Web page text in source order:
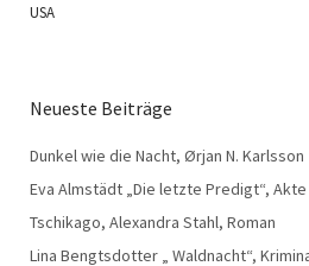
USA
Neueste Beiträge
Dunkel wie die Nacht, Ørjan N. Karlsson
Eva Almstädt „Die letzte Predigt“,
Tschikago, Alexandra Stahl, Roman
Lina Bengtsdotter „ Waldnacht“,